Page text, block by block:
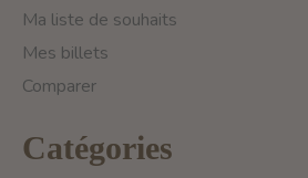
Ma liste de souhaits
Mes billets
Comparer
Catégories